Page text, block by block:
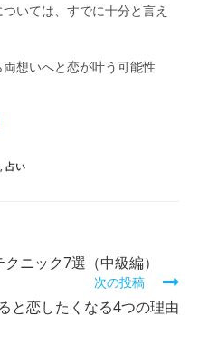
いては、すでに十分と言え
想いへと恋が叶う可能性
占い
ニック7選（中級編）
次の投稿
と恋したくなる4つの理由